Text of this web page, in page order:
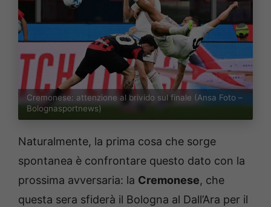
Cremonese: attenzione al brivido sul finale (Ansa Foto –
Bolognasportnews)
Naturalmente, la prima cosa che sorge
spontanea è confrontare questo dato con la
prossima avversaria: la Cremonese, che
questa sera sfiderà il Bologna al Dall’Ara per il